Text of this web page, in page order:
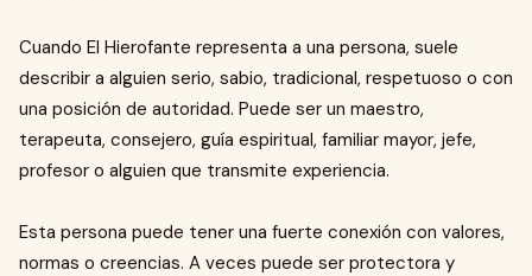
Cuando El Hierofante representa a una persona, suele
describir a alguien serio, sabio, tradicional, respetuoso o con
una posición de autoridad. Puede ser un maestro,
terapeuta, consejero, guía espiritual, familiar mayor, jefe,
profesor o alguien que transmite experiencia.
Esta persona puede tener una fuerte conexión con valores,
normas o creencias. A veces puede ser protectora y